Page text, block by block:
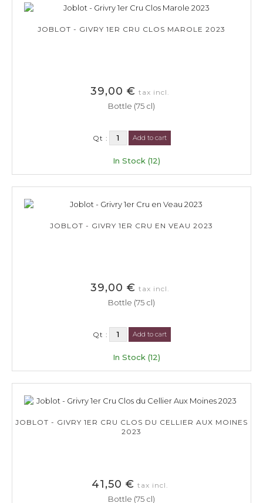
JOBLOT - GIVRY 1ER CRU CLOS MAROLE 2023
39,00 € tax incl.
Bottle (75 cl)
Qt : Add to cart
In Stock (12)
JOBLOT - GIVRY 1ER CRU EN VEAU 2023
39,00 € tax incl.
Bottle (75 cl)
Qt : Add to cart
In Stock (12)
JOBLOT - GIVRY 1ER CRU CLOS DU CELLIER AUX MOINES
2023
41,50 € tax incl.
Bottle (75 cl)